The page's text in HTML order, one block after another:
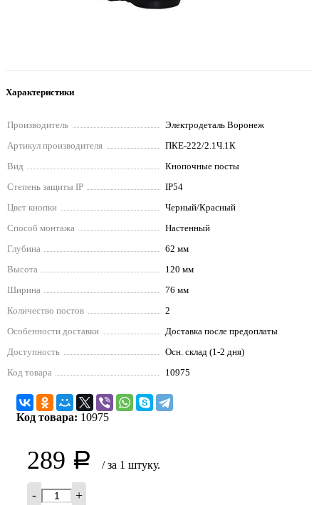
Характеристики
Производитель
Электродеталь Воронеж
Артикул производителя
ПКЕ-222/2.1Ч.1К
Вид
Кнопочные посты
Степень защиты IP
IP54
Цвет кнопки
Черный/Красный
Способ монтажа
Настенный
Глубина
62 мм
Высота
120 мм
Ширина
76 мм
Количество постов
2
Особенности доставки
Доставка после предоплаты
Доступность
Осн. склад (1-2 дня)
Код товара
10975
Код товара: 10975
289 Р / за 1 штуку.
- +